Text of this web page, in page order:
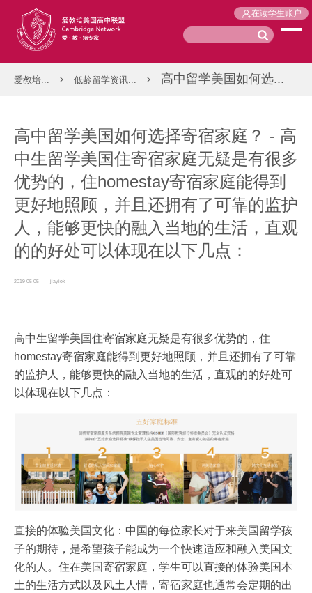
在读学生账户
爱教培... 低龄留学资讯... 高中留学美国如何选...
高中留学美国如何选择寄宿家庭？ - 高
中生留学美国住寄宿家庭无疑是有很多
优势的，住homestay寄宿家庭能得到
更好地照顾，并且还拥有了可靠的监护
人，能够更快的融入当地的生活，直观
的的好处可以体现在以下几点：
2019-05-05 jiayiok
高中生留学美国住寄宿家庭无疑是有很多优势的，住
homestay寄宿家庭能得到更好地照顾，并且还拥有了可靠
的监护人，能够更快的融入当地的生活，直观的的好处可
以体现在以下几点：
直接的体验美国文化：中国的每位家长对于来美国留学孩
子的期待，是希望孩子能成为一个快速适应和融入美国文
化的人。住在美国寄宿家庭，学生可以直接的体验美国本
土的生活方式以及风土人情，寄宿家庭也通常会定期的出